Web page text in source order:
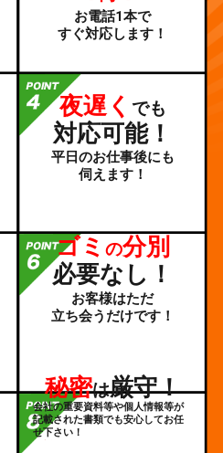
お電話1本で
すぐ対応します！
夜遅く でも
対応可能！
平日のお仕事後にも
伺えます！
ゴミ の分別
必要なし！
お客様はただ
立ち会うだけです！
秘密は厳守！
会社の重要資料等や個人情報等が
記載された書類でも安心してお任
せ下さい！